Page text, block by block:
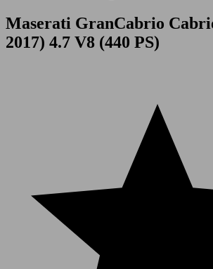
Maserati GranCabrio
2017) 4.7 V8 (440 PS)